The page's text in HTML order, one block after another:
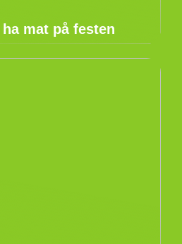
mat på festen